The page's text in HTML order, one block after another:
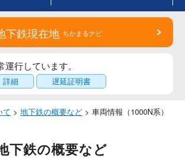
下鉄現在地 ちかまるナビ
運行しています。
詳細 遅延証明書
て > 地下鉄の概要など > 車両情報（1000N系）
下鉄の概要など